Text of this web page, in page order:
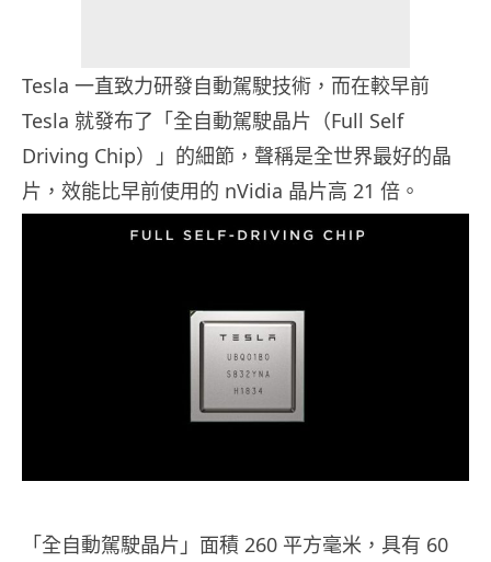
Tesla 一直致力研發自動駕駛技術，而在較早前
Tesla 就發布了「全自動駕駛晶片（Full Self
Driving Chip）」的細節，聲稱是全世界最好的晶
片，效能比早前使用的 nVidia 晶片高 21 倍。
「全自動駕駛晶片」面積 260 平方毫米，具有 60